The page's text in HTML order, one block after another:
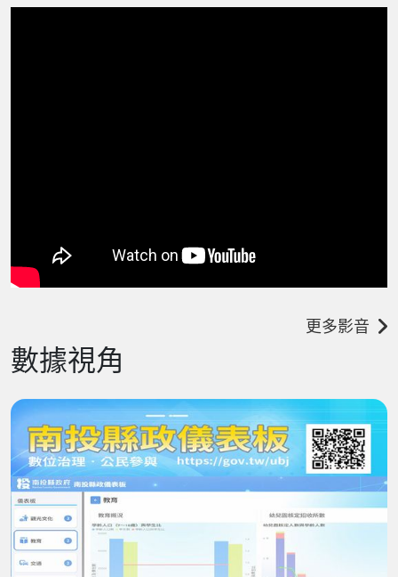
更多影音
數據視角